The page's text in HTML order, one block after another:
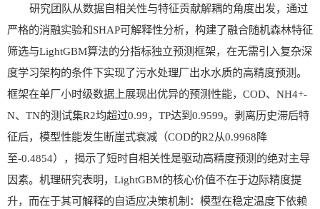
研究团队从数据自相关性与特征贡献解耦的角度出发，通过
严格的消融实验和SHAP可解释性分析，构建了融合随机森林特征
筛选与LightGBM算法的分指标独立预测框架，在无需引入复杂深
度学习架构的条件下实现了污水处理厂出水水质的高精度预测。
框架在单厂小时级数据上展现出优异的预测性能，COD、NH4+-
N、TN的测试集R2均超过0.99，TP达到0.9599。剥离历史滞后特
征后，模型性能发生断崖式衰减（COD的R2从0.9968降
至-0.4854），揭示了短时自相关性是驱动高精度预测的绝对主导
因素。机理研究表明，LightGBM的核心价值不在于边际精度提
升，而在于其可解释的自适应决策机制：模型在稳定温度下依赖